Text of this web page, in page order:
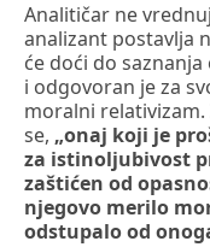
Analitičar ne
analizant postavlja
će doći do
i odgovoran je za
moralni relativizam.
se, „onaj koji je
za istinoljubivost
zaštićen od
njegovo merilo
odstupalo od